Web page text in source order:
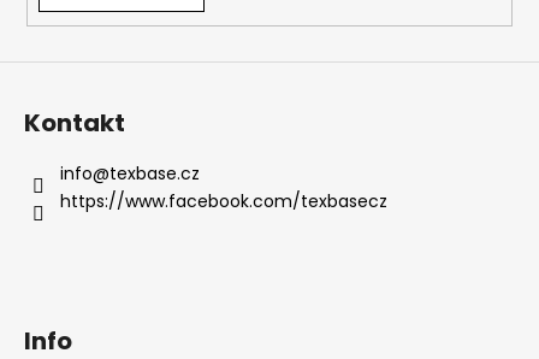
Kontakt
info@texbase.cz
https://www.facebook.com/texbasecz
Info